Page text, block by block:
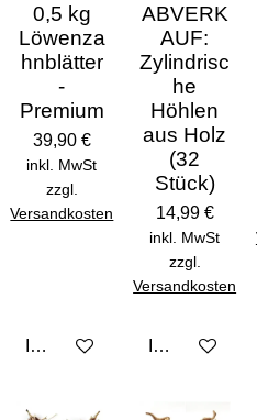
0,5 kg
Löwenza
hnblätter
-
Premium
39,90 €
inkl. MwSt
zzgl.
Versandkosten
In den Warenkorb
ABVERK
AUF:
Zylindrisc
he
Höhlen
aus Holz
(32
Stück)
14,99 €
inkl. MwSt
zzgl.
Versandkosten
In den